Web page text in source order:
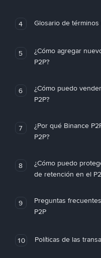
4 Glosario de
5
¿Cómo agregar
P2P?
6
¿Cómo puedo
P2P?
7
¿Por qué Binance
P2P?
8
¿Cómo puedo
de retención en el
9
Preguntas
P2P
10 Políticas de las